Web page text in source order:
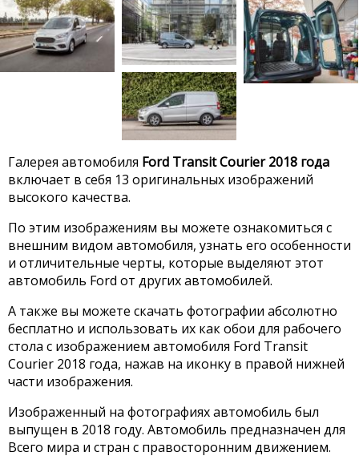
Галерея автомобиля Ford Transit Courier 2018 года
включает в себя 13 оригинальных изображений
высокого качества.
По этим изображениям вы можете ознакомиться с
внешним видом автомобиля, узнать его особенности
и отличительные черты, которые выделяют этот
автомобиль Ford от других автомобилей.
А также вы можете скачать фотографии абсолютно
бесплатно и использовать их как обои для рабочего
стола с изображением автомобиля Ford Transit
Courier 2018 года, нажав на иконку в правой нижней
части изображения.
Изображенный на фотографиях автомобиль был
выпущен в 2018 году. Автомобиль предназначен для
Всего мира и стран с правосторонним движением.